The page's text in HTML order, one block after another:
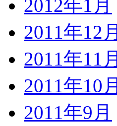
2012年1月
2011年12月
2011年11月
2011年10月
2011年9月